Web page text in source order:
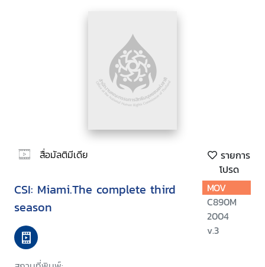
สื่อมัลติมีเดีย
รายการ
โปรด
CSI: Miami.The complete third
season
MOV
C890M
2004
v.3